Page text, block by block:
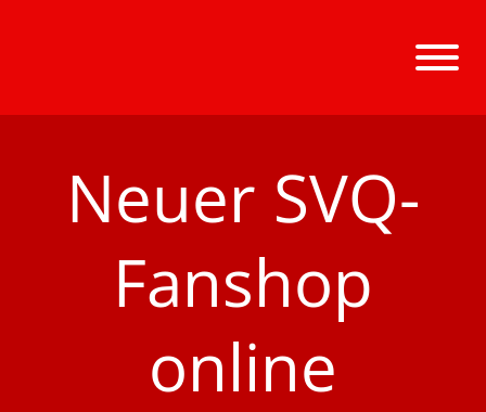
Neuer SVQ-
Fanshop
online